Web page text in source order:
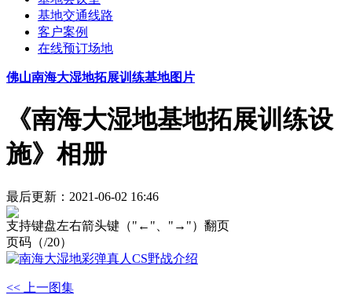
基地交通线路
客户案例
在线预订场地
佛山南海大湿地拓展训练基地图片
《南海大湿地基地拓展训练设
施》相册
最后更新：2021-06-02 16:46
支持键盘左右箭头键（"←"、"→"）翻页
页码（/20）
<< 上一图集